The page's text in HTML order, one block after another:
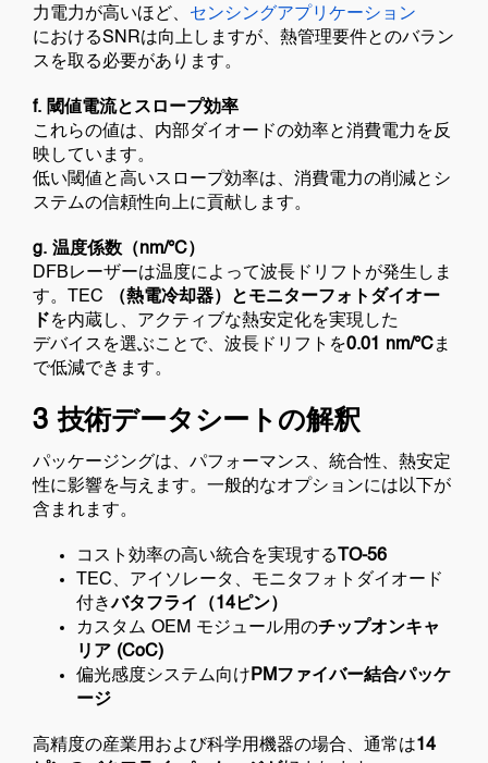
力電力が高いほど、 センシングアプリケーション
におけるSNRは向上しますが、熱管理要件とのバラン
スを取る必要があります。
f. 閾値電流とスロープ効率
これらの値は、内部ダイオードの効率と消費電力を反
映しています。
低い閾値と高いスロープ効率は、消費電力の削減とシ
ステムの信頼性向上に貢献します。
g. 温度係数（nm/°C）
DFBレーザーは温度によって波長ドリフトが発生しま
す。TEC
（熱電冷却器）とモニターフォトダイオー
ド を内蔵し、アクティブな熱安定化を実現した
デバイスを選ぶことで、波長ドリフトを0.01 nm/°Cま
で低減できます。
3 技術データシートの解釈
パッケージングは​​、パフォーマンス、統合性、熱安定
性に影響を与えます。一般的なオプションには以下が
含まれます。
コスト効率の高い統合を実現する
TO-56
TEC、アイソレータ、モニタフォトダイオード
付きバタフライ（14ピン）
カスタム OEM モジュール用のチップオンキャ
リア (CoC)
偏光感度システム向け PMファイバー結合パッケ
ージ
高精度の産業用および科学用機器の場合、通常は14